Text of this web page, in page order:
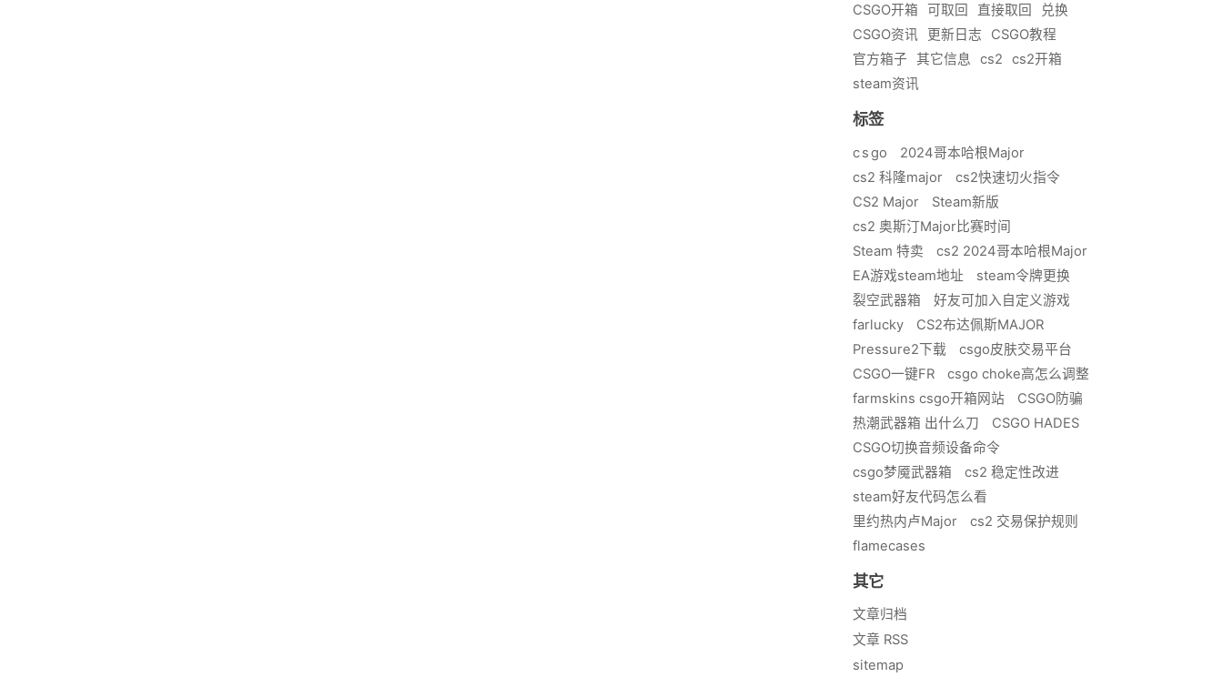
CSGO开箱 可取回 直接取回
兑换
CSGO资讯
更新日志
CSGO教程
官方箱子
其它信息 cs2
cs2开箱
steam资讯
标签
c s go
2024哥本哈根Major
cs2 科隆major
cs2快速切火指令
CS2 Major
Steam新版
cs2 奥斯汀Major比赛时间
Steam 特卖
cs2 2024哥本哈根Major
EA游戏steam地址
steam令牌更换
裂空武器箱
好友可加入自定义游戏
farlucky
CS2布达佩斯MAJOR
Pressure2下载
csgo皮肤交易平台
CSGO一键FR
csgo choke高怎么调整
farmskins csgo开箱网站
CSGO防骗
热潮武器箱 出什么刀
CSGO HADES
CSGO切换音频设备命令
csgo梦魇武器箱
cs2 稳定性改进
steam好友代码怎么看
里约热内卢Major
cs2 交易保护规则
flamecases
其它
文章归档
文章 RSS
sitemap